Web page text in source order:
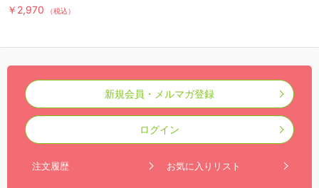
￥2,970 （税込）
新規会員・メルマガ登録
ログイン
注文履歴 お気に入りリスト